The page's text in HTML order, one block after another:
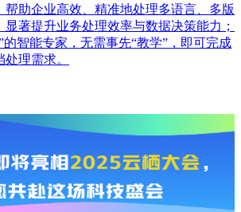
帮助企业高效、精准地处理多语言、多版
著提升业务处理效率与数据决策能力；
的智能专家，无需事先“教学”，即可完成
理需求。